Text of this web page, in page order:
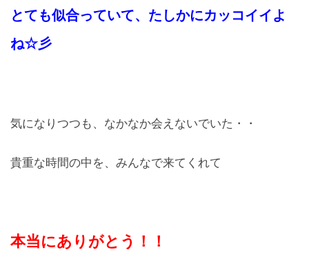
とても似合っていて、たしかにカッコイイよ
ね☆彡
気になりつつも、なかなか会えないでいた・・
貴重な時間の中を、みんなで来てくれて
本当にありがとう！！